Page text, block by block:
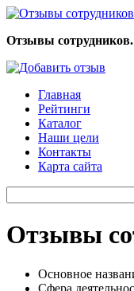
Отзывы сотрудников.
Главная
Рейтинги
Каталог
Наши цели
Контакты
Карта сайта
Отзывы
Основное
Сфера